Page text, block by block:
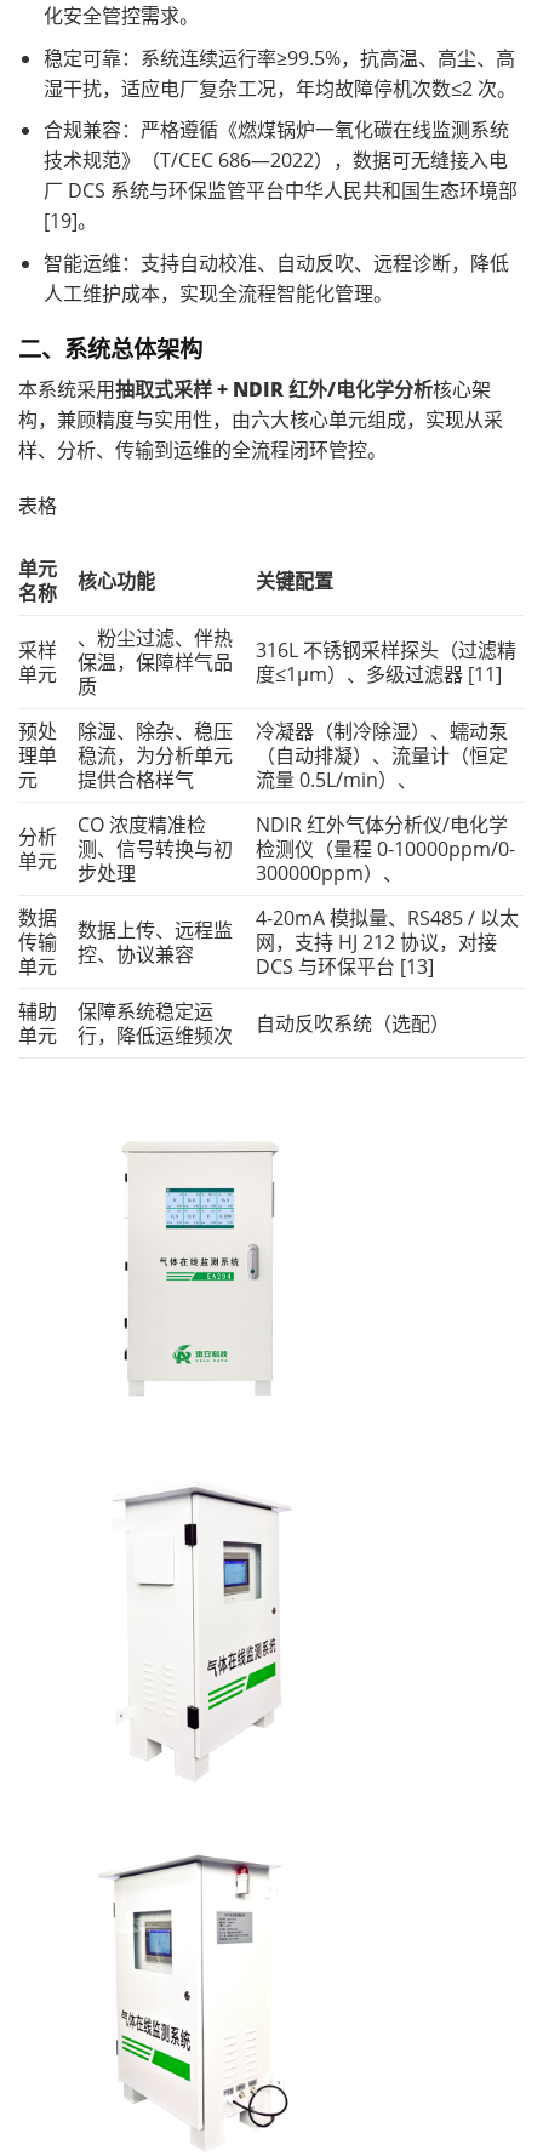
化安全管控需求。
稳定可靠：系统连续运行率≥99.5%，抗高温、高尘、高
湿干扰，适应电厂复杂工况，年均故障停机次数≤2 次。
合规兼容：严格遵循《燃煤锅炉一氧化碳在线监测系统
技术规范》（T/CEC 686—2022），数据可无缝接入电
厂 DCS 系统与环保监管平台中华人民共和国生态环境部
[19]。
智能运维：支持自动校准、自动反吹、远程诊断，降低
人工维护成本，实现全流程智能化管理。
二、系统总体架构
本系统采用抽取式采样 + NDIR 红外/电化学分析核心架
构，兼顾精度与实用性，由六大核心单元组成，实现从采
样、分析、传输到运维的全流程闭环管控。
表格
单元
名称
核心功能 关键配置
采样
单元
、粉尘过滤、伴热
保温，保障样气品
质
316L 不锈钢采样探头（过滤精
度≤1μm）、多级过滤器 [11]
预处
理单
元
除湿、除杂、稳压
稳流，为分析单元
提供合格样气
冷凝器（制冷除湿）、蠕动泵
（自动排凝）、流量计（恒定
流量 0.5L/min）、
分析
单元
CO 浓度精准检
测、信号转换与初
步处理
NDIR 红外气体分析仪/电化学
检测仪（量程 0-10000ppm/0-
300000ppm）、
数据
传输
单元
数据上传、远程监
控、协议兼容
4-20mA 模拟量、RS485 / 以太
网，支持 HJ 212 协议，对接
DCS 与环保平台 [13]
辅助
单元
保障系统稳定运
行，降低运维频次
自动反吹系统（选配）